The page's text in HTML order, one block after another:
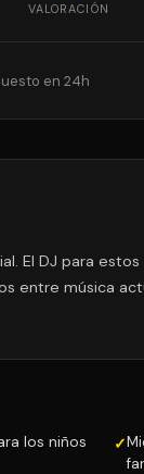
VALORACIÓN
en 24h
El DJ para
entre música
los niños